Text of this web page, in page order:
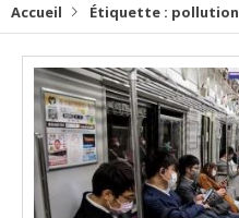
Accueil Étiquette : pollution